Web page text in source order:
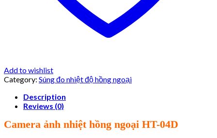
Add to wishlist
Category: Súng đo nhiệt độ hồng ngoại
Description
Reviews (0)
Camera ảnh nhiệt hồng ngoại HT-04D